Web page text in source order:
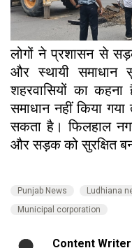
लोगों ने प्रशासन से
और स्थायी समाधान
शहरवासियों का
समाधान नहीं किया गया
सकता है। फिलहाल
और सड़क को सुरक्षित
Punjab News Ludhiana
Municipal corporation
Content Writer